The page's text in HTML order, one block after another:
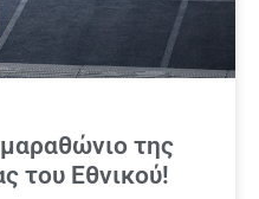
της
του Εθνικού!